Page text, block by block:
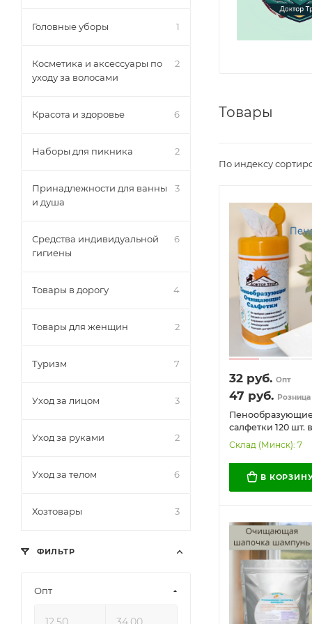
Товары
По индексу
32 руб. Опт
47 руб. Розница
салфетки 120 шт.
забота о близких)
Склад (Минск): 7
В
Головные уборы 1
Косметика и аксессуары по
уходу за волосами
2
Красота и здоровье 6
Наборы для пикника 2
Принадлежности для ванны
и душа
3
Средства индивидуальной
гигиены
6
Товары в дорогу 4
Товары для женщин 2
Туризм 7
Уход за лицом 3
Уход за руками 2
Уход за телом 6
Хозтовары 3
ФИЛЬТР
Опт